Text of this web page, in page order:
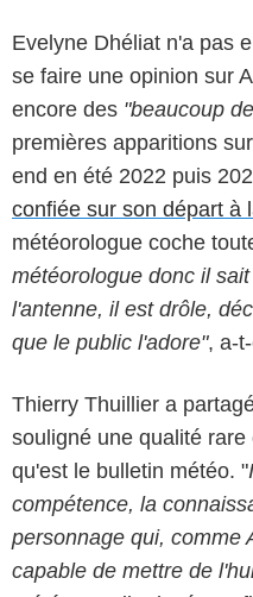
Evelyne Dhéliat n'a pas
se faire une opinion sur
encore des "beaucoup
premières apparitions
end en été 2022 puis
confiée sur son départ à
météorologue coche
météorologue donc il
l'antenne, il est drôle,
que le public l'adore", a-
Thierry Thuillier a
souligné une qualité
qu'est le bulletin météo. "
compétence, la
personnage qui, comme
capable de mettre de